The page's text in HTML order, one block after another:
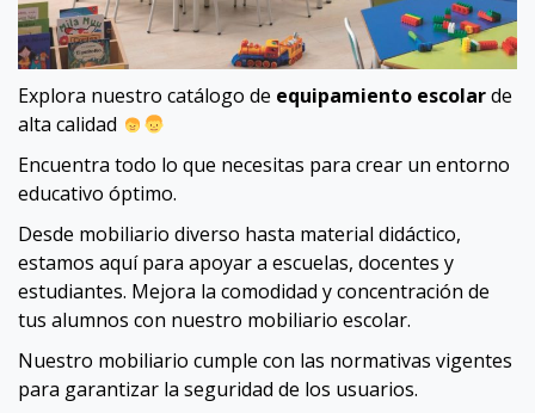
Explora nuestro catálogo de equipamiento escolarde
alta calidad
Encuentra todo lo que necesitas para crear un entorno
educativo óptimo.
Desde mobiliario diverso hasta material didáctico,
estamos aquí para apoyar a escuelas, docentes y
estudiantes. Mejora la comodidad y concentración de
tus alumnos con nuestro mobiliario escolar.
Nuestro mobiliario cumple con las normativas vigentes
para garantizar la seguridad de los usuarios.